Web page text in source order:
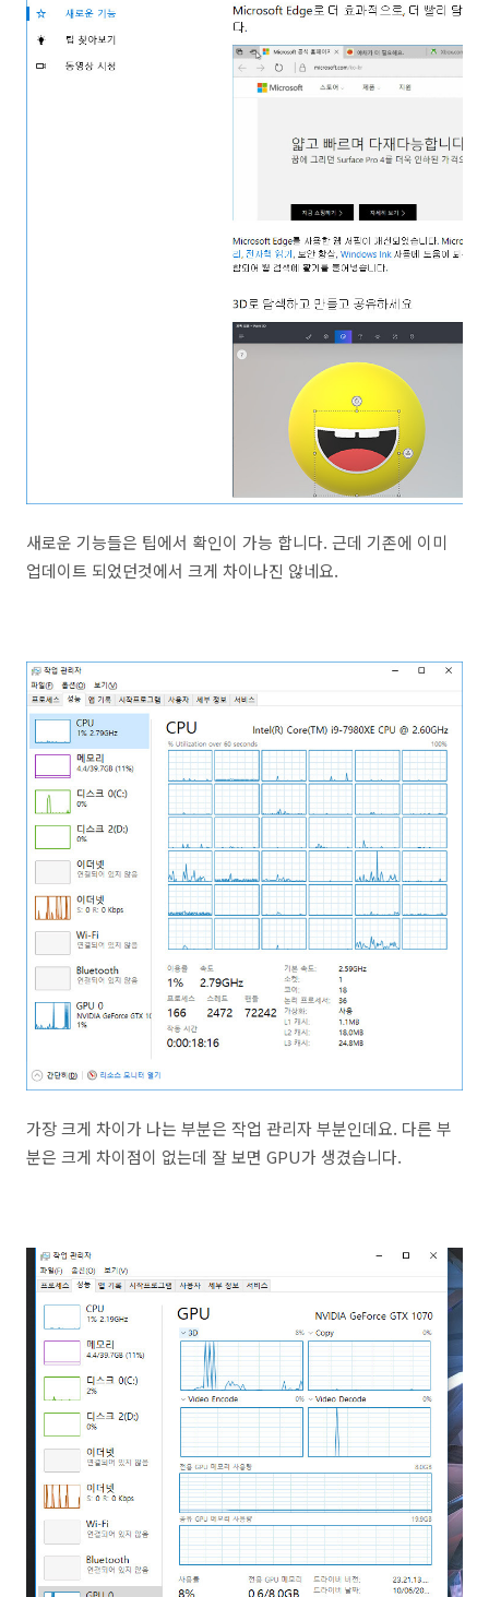
새로운 기능들은 팁에서 확인이 가능 합니다. 근데 기존에 이미
업데이트 되었던것에서 크게 차이나진 않네요.
가장 크게 차이가 나는 부분은 작업 관리자 부분인데요. 다른 부
분은 크게 차이점이 없는데 잘 보면 GPU가 생겼습니다.